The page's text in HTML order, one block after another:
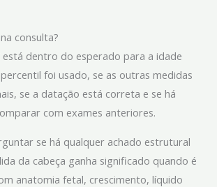
consulta?
está dentro do esperado para a idade
foi usado, se as outras medidas
se a datação está correta e se há
com exames anteriores.
se há qualquer achado estrutural
da cabeça ganha significado quando é
anatomia fetal, crescimento, líquido